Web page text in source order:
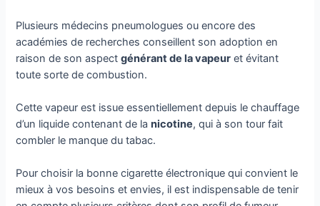
Plusieurs médecins pneumologues ou encore des
académies de recherches conseillent son adoption en
raison de son aspectgénérant de la vapeur et évitant
toute sorte de combustion.
Cette vapeur est issue essentiellement depuis le chauffage
d’un liquide contenant de lanicotine, qui à son tour fait
combler le manque du tabac.
Pour choisir la bonne cigarette électronique qui convient le
mieux à vos besoins et envies, il est indispensable de tenir